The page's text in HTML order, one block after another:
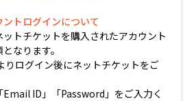
トログインについて
トチケットを購入されたアカウント
なります。
りログイン後にネットチケットをご
Email ID」「Password」をご入力く